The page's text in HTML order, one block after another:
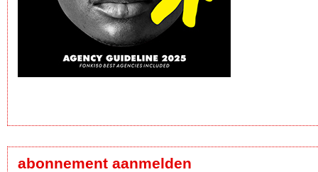
abonnement aanmelden